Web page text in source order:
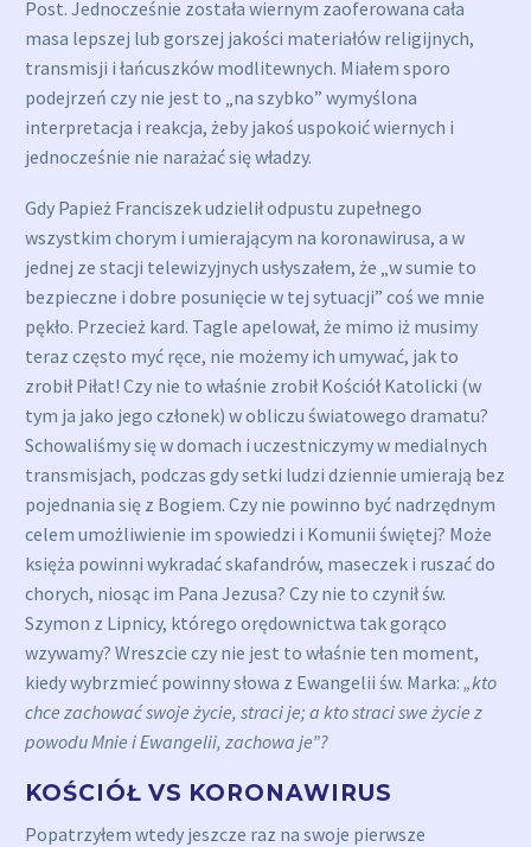
Post. Jednocześnie została wiernym zaoferowana cała
masa lepszej lub gorszej jakości materiałów religijnych,
transmisji i łańcuszków modlitewnych. Miałem sporo
podejrzeń czy nie jest to „na szybko” wymyślona
interpretacja i reakcja, żeby jakoś uspokoić wiernych i
jednocześnie nie narażać się władzy.
Gdy Papież Franciszek udzielił odpustu zupełnego
wszystkim chorym i umierającym na koronawirusa, a w
jednej ze stacji telewizyjnych usłyszałem, że „w sumie to
bezpieczne i dobre posunięcie w tej sytuacji” coś we mnie
pękło. Przecież kard. Tagle apelował, że mimo iż musimy
teraz często myć ręce, nie możemy ich umywać, jak to
zrobił Piłat! Czy nie to właśnie zrobił Kościół Katolicki (w
tym ja jako jego członek) w obliczu światowego dramatu?
Schowaliśmy się w domach i uczestniczymy w medialnych
transmisjach, podczas gdy setki ludzi dziennie umierają bez
pojednania się z Bogiem. Czy nie powinno być nadrzędnym
celem umożliwienie im spowiedzi i Komunii świętej? Może
księża powinni wykradać skafandrów, maseczek i ruszać do
chorych, niosąc im Pana Jezusa? Czy nie to czynił św.
Szymon z Lipnicy, którego orędownictwa tak gorąco
wzywamy? Wreszcie czy nie jest to właśnie ten moment,
kiedy wybrzmieć powinny słowa z Ewangelii św. Marka: „kto
chce zachować swoje życie, straci je; a kto straci swe życie z
powodu Mnie i Ewangelii, zachowa je”?
KOŚCIÓŁ VS KORONAWIRUS
Popatrzyłem wtedy jeszcze raz na swoje pierwsze